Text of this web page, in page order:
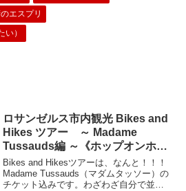
エスプリ
）
ロサンゼルス市内観光 Bikes and
Hikes ツアー ～ Madame
Tussauds編 ～《ホップオンホッ
プオフ観光バス＝１番停留所》
Bikes and Hikesツアーは、なんと！！！
Madame Tussauds（マダムタッソー）の
チケット込みです。わざわざ自分で並ん